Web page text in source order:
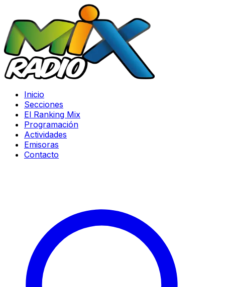
Inicio
Secciones
El Ranking Mix
Programación
Actividades
Emisoras
Contacto